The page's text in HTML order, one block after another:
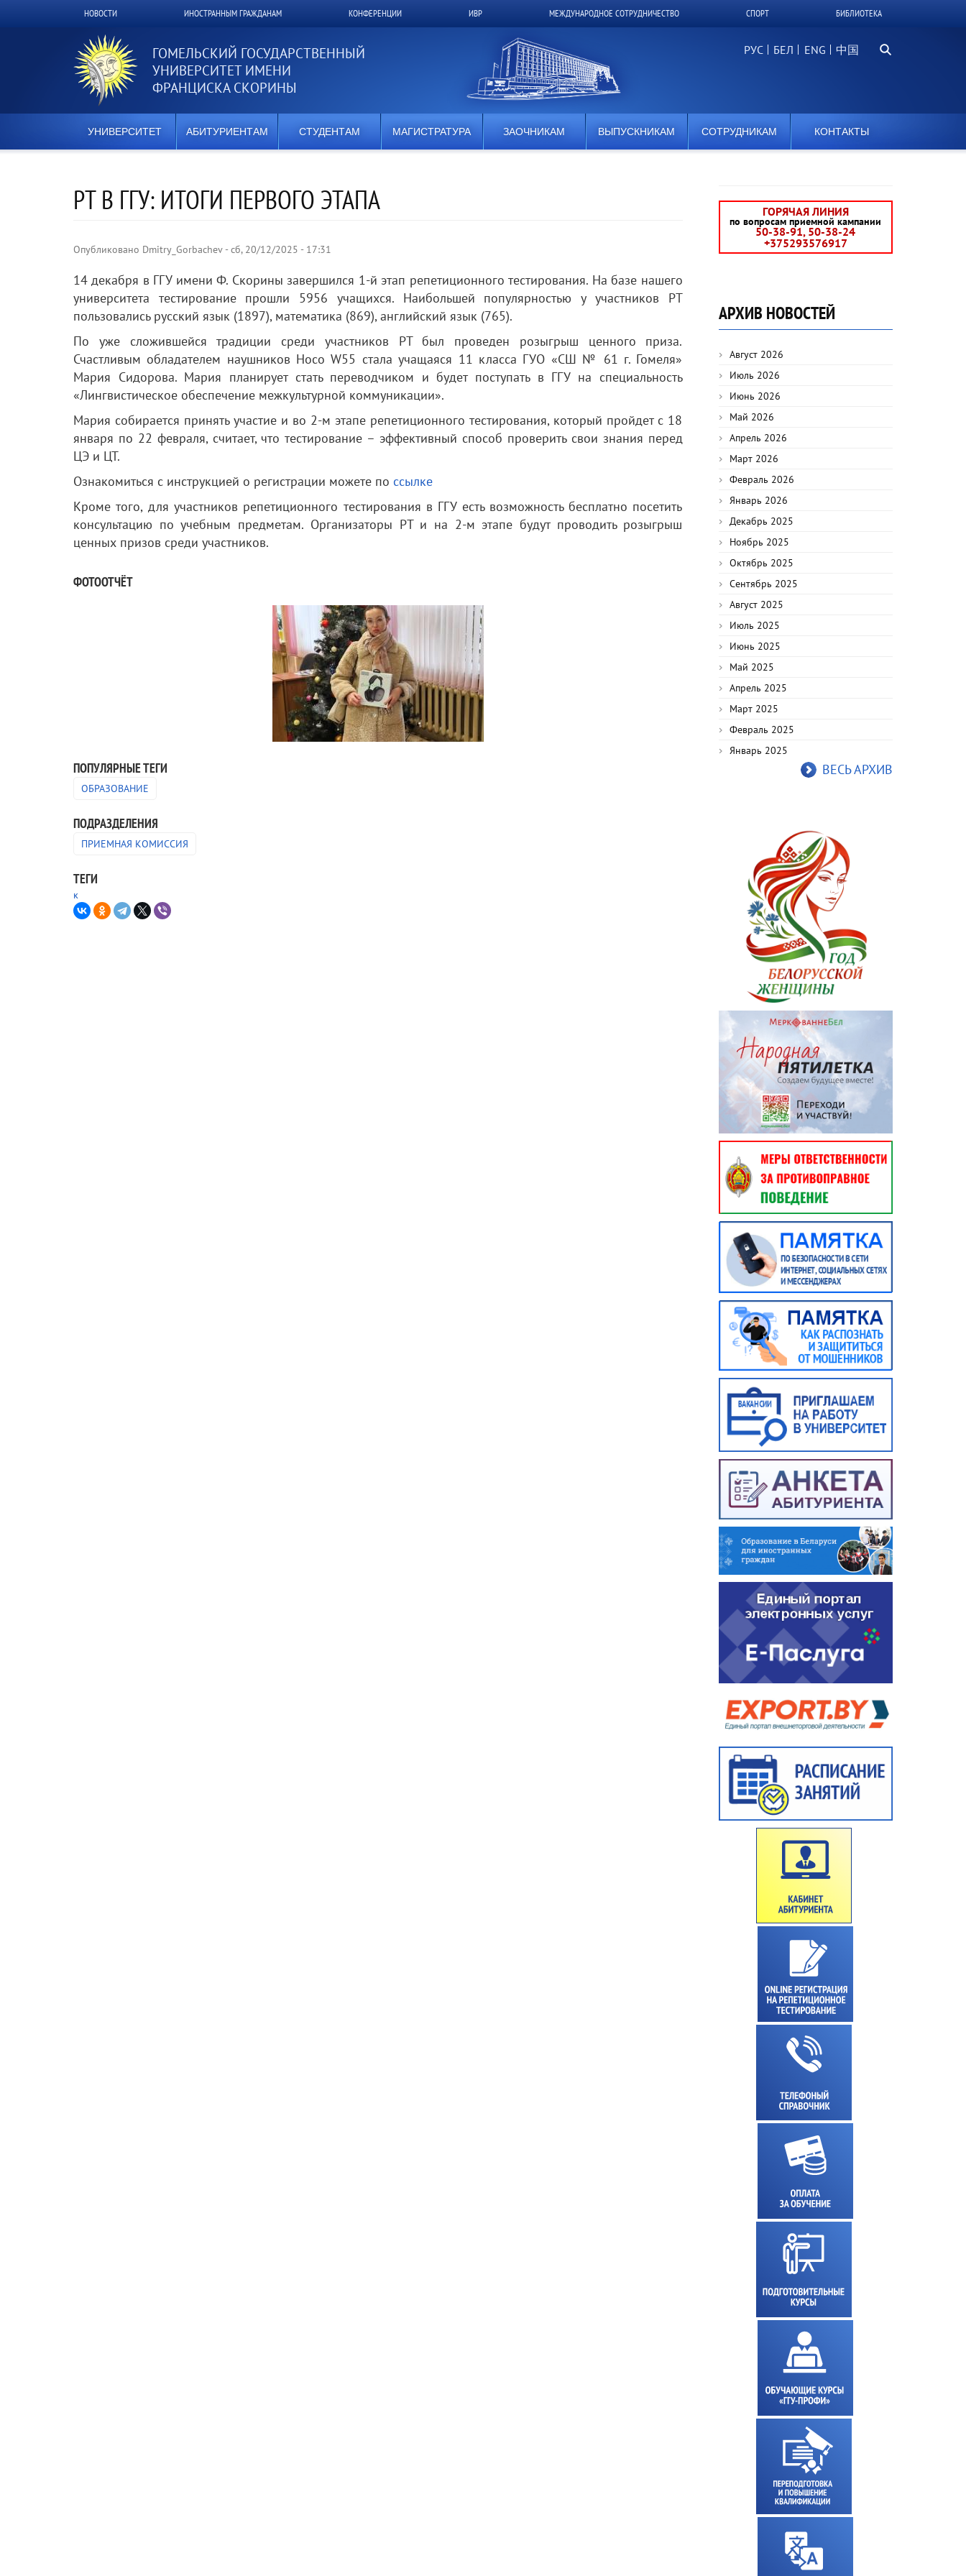
Верхнее
меню
НОВОСТИ ИНОСТРАННЫМ ГРАЖДАНАМ КОНФЕРЕНЦИИ ИВР МЕЖДУНАРОДНОЕ СОТРУДНИЧЕСТВО СПОРТ БИБЛИОТЕКА
ГОМЕЛЬСКИЙ ГОСУДАРСТВЕННЫЙ
УНИВЕРСИТЕТ ИМЕНИ
ФРАНЦИСКА СКОРИНЫ
РУС БЕЛ 中国 Поиск...
УНИВЕРСИТЕТ АБИТУРИЕНТАМ СТУДЕНТАМ МАГИСТРАТУРА ЗАОЧНИКАМ ВЫПУСКНИКАМ СОТРУДНИКАМ КОНТАКТЫ
РТ В ГГУ: ИТОГИ ПЕРВОГО ЭТАПА
Опубликовано Dmitry_Gorbachev-сб, 20/12/2025 - 17:31
14 декабря в ГГУ имени Ф. Скорины завершился 1-й этап репетиционного тестирования. На базе нашего
университета тестирование прошли 5956 учащихся. Наибольшей популярностью у участников РТ
пользовались русский язык (1897), математика (869), английский язык (765).
По уже сложившейся традиции среди участников РТ был проведен розыгрыш ценного приза.
Счастливым обладателем наушников Hoco W55 стала учащаяся 11 класса ГУО «СШ № 61 г. Гомеля»
Мария Сидорова. Мария планирует стать переводчиком и будет поступать в ГГУ на специальность
«Лингвистическое обеспечение межкультурной коммуникации».
Мария собирается принять участие и во 2-м этапе репетиционного тестирования, который пройдет с 18
января по 22 февраля, считает, что тестирование – эффективный способ проверить свои знания перед
ЦЭ и ЦТ.
Ознакомиться с инструкцией о регистрации можете по ссылке
Кроме того, для участников репетиционного тестирования в ГГУ есть возможность бесплатно посетить
консультацию по учебным предметам. Организаторы РТ и на 2-м этапе будут проводить розыгрыш
ценных призов среди участников.
ФОТООТЧЁТ
ПОПУЛЯРНЫЕ ТЕГИ
ОБРАЗОВАНИЕ
ПОДРАЗДЕЛЕНИЯ
ПРИЕМНАЯ КОМИССИЯ
ТЕГИ
к
ГОРЯЧАЯ ЛИНИЯ
по вопросам приемной кампании
50-38-91, 50-38-24
+375293576917
АРХИВ НОВОСТЕЙ
Август 2026
Июль 2026
Июнь 2026
Май 2026
Апрель 2026
Март 2026
Февраль 2026
Январь 2026
Декабрь 2025
Ноябрь 2025
Октябрь 2025
Сентябрь 2025
Август 2025
Июль 2025
Июнь 2025
Май 2025
Апрель 2025
Март 2025
Февраль 2025
Январь 2025
ВЕСЬ АРХИВ